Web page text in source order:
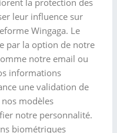
la protection des
leur influence sur
Wingaga. Le
par la option de notre
notre email ou
informations
une validation de
modèles
notre personnalité.
biométriques